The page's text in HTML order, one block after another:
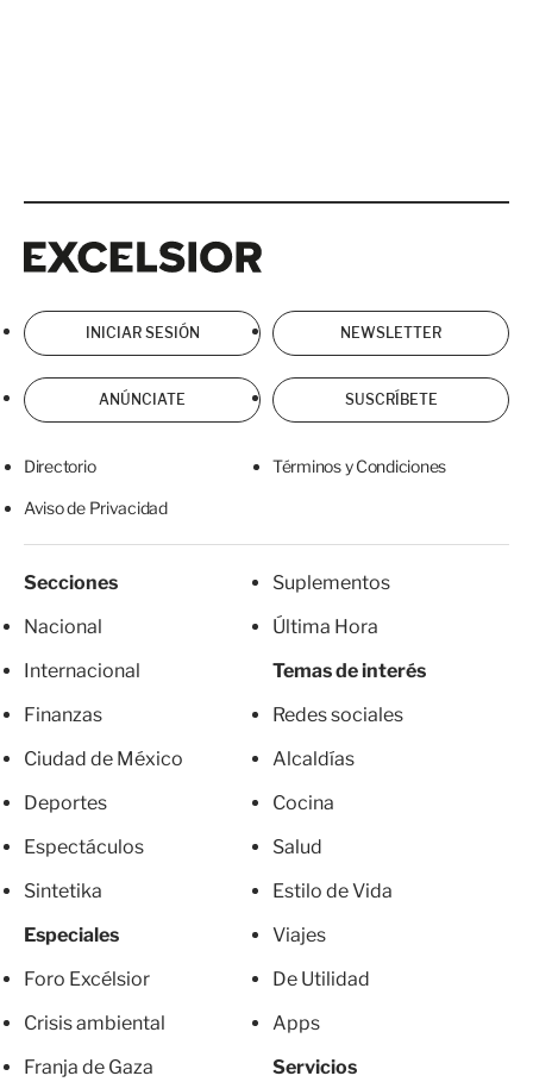
INICIAR SESIÓN NEWSLETTER
ANÚNCIATE SUSCRÍBETE
Directorio Términos y Condiciones
Aviso de Privacidad
Secciones
Nacional
Internacional
Finanzas
Ciudad de México
Deportes
Espectáculos
Sintetika
Especiales
Foro Excélsior
Crisis ambiental
Franja de Gaza
Suplementos
Última Hora
Temas de interés
Redes sociales
Alcaldías
Cocina
Salud
Estilo de Vida
Viajes
De Utilidad
Apps
Servicios